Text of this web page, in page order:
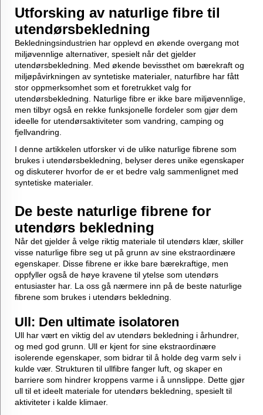
Utforsking av naturlige fibre til
utendørsbekledning
Bekledningsindustrien har opplevd en økende overgang mot
miljøvennlige alternativer, spesielt når det gjelder
utendørsbekledning. Med økende bevissthet om bærekraft og
miljøpåvirkningen av syntetiske materialer, naturfibre har fått
stor oppmerksomhet som et foretrukket valg for
utendørsbekledning. Naturlige fibre er ikke bare miljøvennlige,
men tilbyr også en rekke funksjonelle fordeler som gjør dem
ideelle for utendørsaktiviteter som vandring, camping og
fjellvandring.
I denne artikkelen utforsker vi de ulike naturlige fibrene som
brukes i utendørsbekledning, belyser deres unike egenskaper
og diskuterer hvorfor de er et bedre valg sammenlignet med
syntetiske materialer.
De beste naturlige fibrene for
utendørs bekledning
Når det gjelder å velge riktig materiale til utendørs klær, skiller
visse naturlige fibre seg ut på grunn av sine ekstraordinære
egenskaper. Disse fibrene er ikke bare bærekraftige, men
oppfyller også de høye kravene til ytelse som utendørs
entusiaster har. La oss gå nærmere inn på de beste naturlige
fibrene som brukes i utendørs bekledning.
Ull: Den ultimate isolatoren
Ull har vært en viktig del av utendørs bekledning i århundrer,
og med god grunn. Ull er kjent for sine ekstraordinære
isolerende egenskaper, som bidrar til å holde deg varm selv i
kulde vær. Strukturen til ullfibre fanger luft, og skaper en
barriere som hindrer kroppens varme i å unnslippe. Dette gjør
ull til et ideelt materiale for utendørs bekledning, spesielt til
aktiviteter i kalde klimaer.